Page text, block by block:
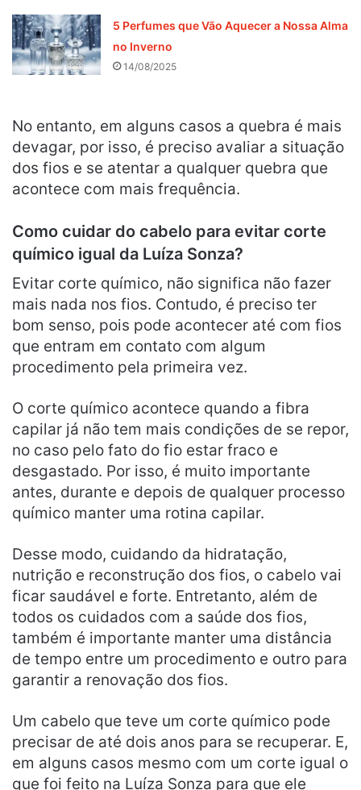
5 Perfumes que Vão Aquecer a Nossa Alma
no Inverno
14/08/2025
No entanto, em alguns casos a quebra é mais
devagar, por isso, é preciso avaliar a situação
dos fios e se atentar a qualquer quebra que
acontece com mais frequência.
Como cuidar do cabelo para evitar corte
químico igual da Luíza Sonza?
Evitar corte químico, não significa não fazer
mais nada nos fios. Contudo, é preciso ter
bom senso, pois pode acontecer até com fios
que entram em contato com algum
procedimento pela primeira vez.
O corte químico acontece quando a fibra
capilar já não tem mais condições de se repor,
no caso pelo fato do fio estar fraco e
desgastado. Por isso, é muito importante
antes, durante e depois de qualquer processo
químico manter uma rotina capilar.
Desse modo, cuidando da hidratação,
nutrição e reconstrução dos fios, o cabelo vai
ficar saudável e forte. Entretanto, além de
todos os cuidados com a saúde dos fios,
também é importante manter uma distância
de tempo entre um procedimento e outro para
garantir a renovação dos fios.
Um cabelo que teve um corte químico pode
precisar de até dois anos para se recuperar. E,
em alguns casos mesmo com um corte igual o
que foi feito na Luíza Sonza para que ele